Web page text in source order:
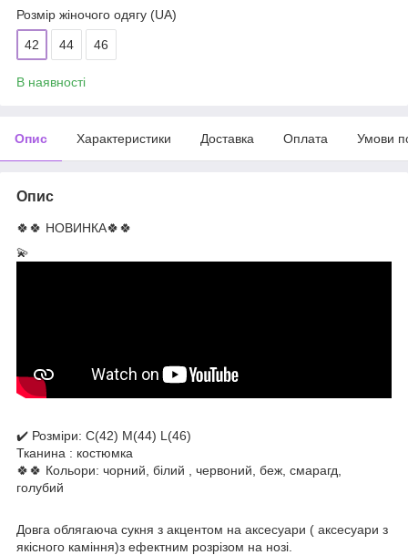
Розмір жіночого одягу (UA)
42 44 46
В наявності
Опис Характеристики Доставка Оплата Умови
Опис
🍀🍀 НОВИНКА🍀🍀
💫
✔️ Розміри: С(42) М(44) L(46)
Тканина : костюмка
🍀🍀 Кольори: чорний, білий , червоний, беж, смарагд,
голубий
Довга облягаюча сукня з акцентом на аксесуари ( аксесуари з
якісного каміння)з ефектним розрізом на нозі.